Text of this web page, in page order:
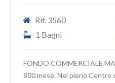
Rif. 3560
1 Bagni
FONDO COMMERCIALE
800 mese. Nel pieno Centro